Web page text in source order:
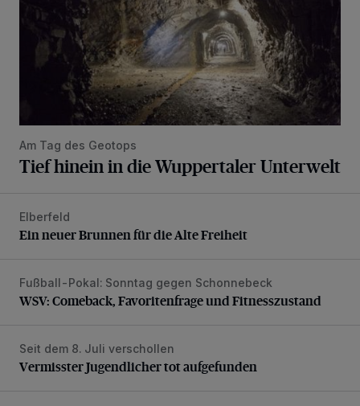
Am Tag des Geotops
Tief hinein in die Wuppertaler Unterwelt
Ein neuer Brunnen für die Alte Freiheit
Elberfeld
Ein neuer Brunnen für die Alte Freiheit
WSV: Comeback, Favoritenfrage und Fitnesszustand
Fußball-Pokal: Sonntag gegen Schonnebeck
WSV: Comeback, Favoritenfrage und Fitnesszustand
Vermisster Jugendlicher tot aufgefunden
Seit dem 8. Juli verschollen
Vermisster Jugendlicher tot aufgefunden